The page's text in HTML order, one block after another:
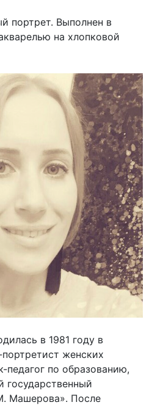
портрет. Выполнен в
на хлопковой
в 1981 году в
женских
педагог по образованию,
государственный
Машерова». После